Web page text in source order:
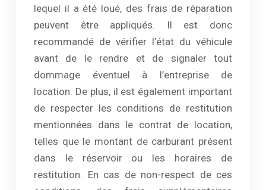
lequel il a été loué, des frais de réparation
peuvent être appliqués. Il est donc
recommandé de vérifier l’état du véhicule
avant de le rendre et de signaler tout
dommage éventuel à l’entreprise de
location. De plus, il est également important
de respecter les conditions de restitution
mentionnées dans le contrat de location,
telles que le montant de carburant présent
dans le réservoir ou les horaires de
restitution. En cas de non-respect de ces